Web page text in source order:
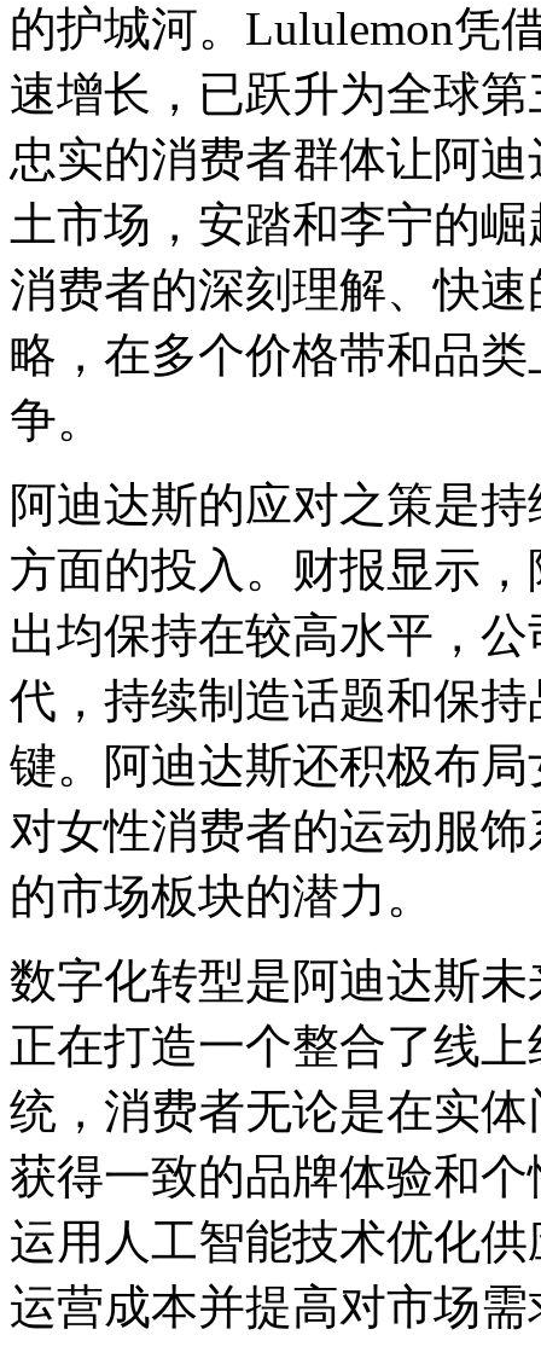
的护城河。Lululemon凭
速增长，已跃升为全球
忠实的消费者群体让阿
土市场，安踏和李宁的
消费者的深刻理解、快
略，在多个价格带和品
争。
阿迪达斯的应对之策是
方面的投入。财报显示
出均保持在较高水平，
代，持续制造话题和保
键。阿迪达斯还积极布
对女性消费者的运动服
的市场板块的潜力。
数字化转型是阿迪达斯
正在打造一个整合了线
统，消费者无论是在实
获得一致的品牌体验和
运用人工智能技术优化
运营成本并提高对市场